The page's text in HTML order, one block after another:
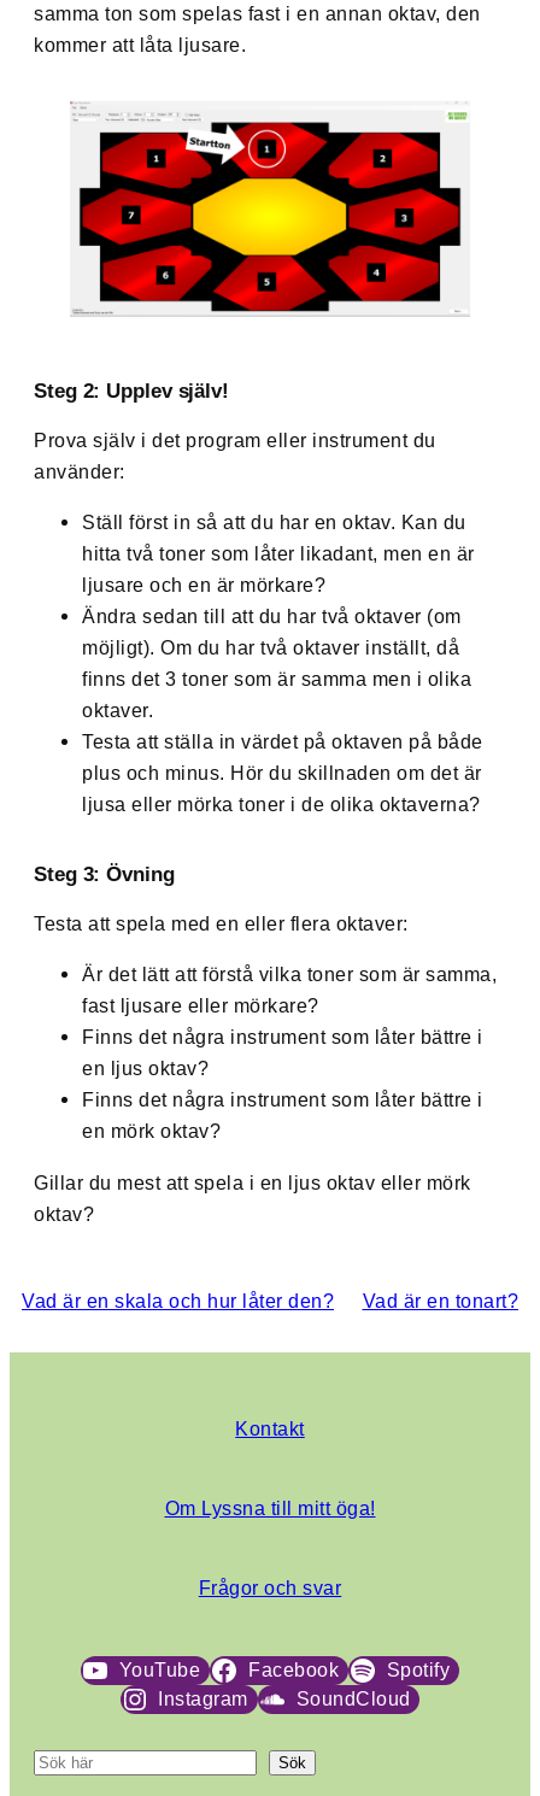
samma ton som spelas fast i en annan oktav, den
kommer att låta ljusare.
Steg 2: Upplev själv!
Prova själv i det program eller instrument du
använder:
Ställ först in så att du har en oktav. Kan du
hitta två toner som låter likadant, men en är
ljusare och en är mörkare?
Ändra sedan till att du har två oktaver (om
möjligt). Om du har två oktaver inställt, då
finns det 3 toner som är samma men i olika
oktaver.
Testa att ställa in värdet på oktaven på både
plus och minus. Hör du skillnaden om det är
ljusa eller mörka toner i de olika oktaverna?
Steg 3: Övning
Testa att spela med en eller flera oktaver:
Är det lätt att förstå vilka toner som är samma,
fast ljusare eller mörkare?
Finns det några instrument som låter bättre i
en ljus oktav?
Finns det några instrument som låter bättre i
en mörk oktav?
Gillar du mest att spela i en ljus oktav eller mörk
oktav?
Vad är en skala och hur låter den? Vad är en tonart?
Kontakt
Om Lyssna till mitt öga!
Frågor och svar
YouTube Facebook
Spotify
Instagram
SoundCloud
S
Sök